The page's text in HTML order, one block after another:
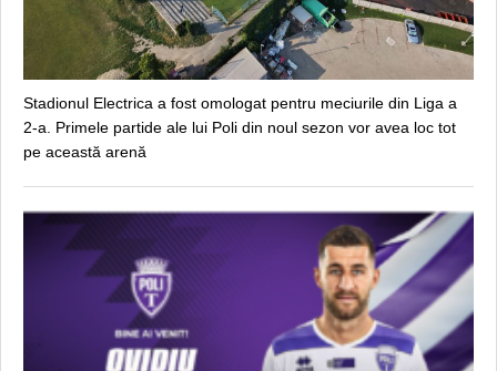
Stadionul Electrica a fost omologat pentru meciurile din Liga a
2-a. Primele partide ale lui Poli din noul sezon vor avea loc tot
pe această arenă